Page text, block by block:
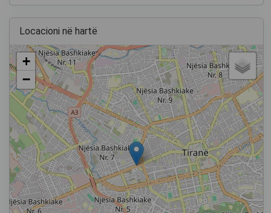
Locacioni në hartë
+
−